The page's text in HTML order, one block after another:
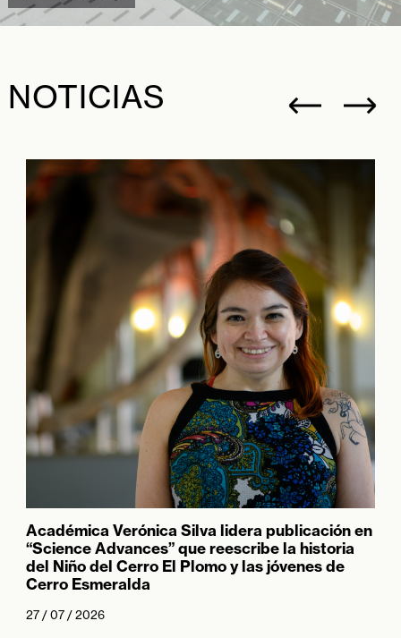
NOTICIAS
Académica Verónica Silva lidera publicación en
“Science Advances” que reescribe la historia
del Niño del Cerro El Plomo y las jóvenes de
Cerro Esmeralda
27 / 07 / 2026